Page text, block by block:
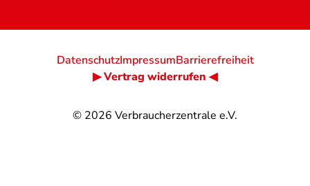
© 2026 Verbraucherzentrale e.V.
DatenschutzImpressumBarrierefreiheit
▶ Vertrag widerrufen ◀